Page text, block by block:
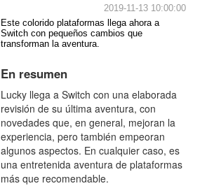
2019-11-13 10:00:00
Este colorido plataformas llega ahora a
Switch con pequeños cambios que
transforman la aventura.
En resumen
Lucky llega a Switch con una elaborada
revisión de su última aventura, con
novedades que, en general, mejoran la
experiencia, pero también empeoran
algunos aspectos. En cualquier caso, es
una entretenida aventura de plataformas
más que recomendable.